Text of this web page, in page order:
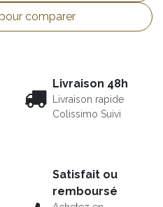
comparer
Livraison 48h
Livraison rapide
Colissimo Suivi
Satisfait ou
remboursé